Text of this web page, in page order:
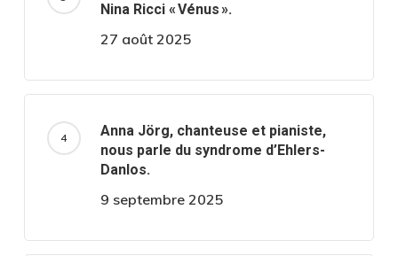
Nina Ricci « Vénus ».
27 août 2025
Anna Jörg, chanteuse et pianiste,
nous parle du syndrome d’Ehlers-
Danlos.
9 septembre 2025